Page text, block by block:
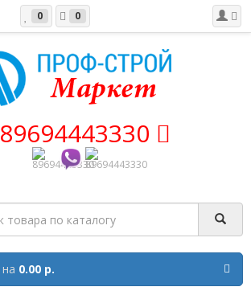
0 0
89694443330
на 0.00 р.